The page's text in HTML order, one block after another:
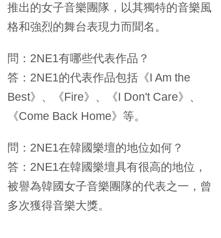
推出的女子音樂團隊，以其獨特的音樂風
格和強烈的舞台表現力而聞名。
問：2NE1有哪些代表作品？
答：2NE1的代表作品包括《I Am the
Best》、《Fire》、《I Don't Care》、
《Come Back Home》等。
問：2NE1在韓國樂壇的地位如何？
答：2NE1在韓國樂壇具有很高的地位，
被譽為韓國女子音樂團隊的代表之一，曾
多次獲得音樂大獎。